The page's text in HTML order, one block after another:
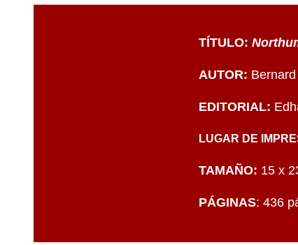
TÍTULO:
AUTOR:
EDITORIAL:
LUGAR DE
TAMAÑO: 15 x
PÁGINAS: 436